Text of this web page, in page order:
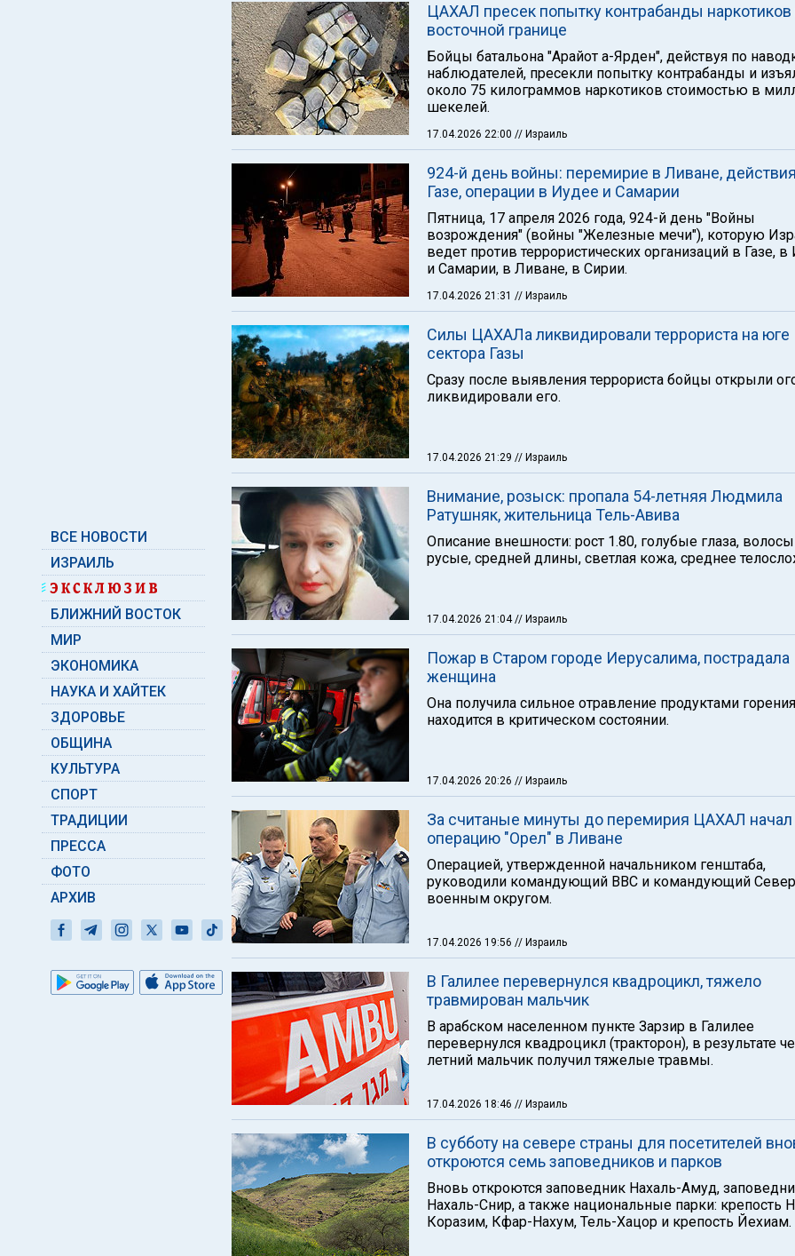
ВСЕ НОВОСТИ
ИЗРАИЛЬ
БЛИЖНИЙ ВОСТОК
МИР
ЭКОНОМИКА
НАУКА И ХАЙТЕК
ЗДОРОВЬЕ
ОБЩИНА
КУЛЬТУРА
СПОРТ
ТРАДИЦИИ
ПРЕССА
ФОТО
АРХИВ
ЦАХАЛ пресек попытку контрабанды наркотиков
восточной границе
Бойцы батальона "Арайот а-Ярден", действуя по
наблюдателей, пресекли попытку контрабанды и
около 75 килограммов наркотиков стоимостью в
шекелей.
17.04.2026 22:00 // Израиль
924-й день войны: перемирие в Ливане,
Газе, операции в Иудее и Самарии
Пятница, 17 апреля 2026 года, 924-й день "Войны
возрождения" (войны "Железные мечи"), которую
ведет против террористических организаций в Газе,
и Самарии, в Ливане, в Сирии.
17.04.2026 21:31 // Израиль
Силы ЦАХАЛа ликвидировали террориста на юге
сектора Газы
Сразу после выявления террориста бойцы открыли
ликвидировали его.
17.04.2026 21:29 // Израиль
Внимание, розыск: пропала 54-летняя Людмила
Ратушняк, жительница Тель-Авива
Описание внешности: рост 1.80, голубые глаза, волосы
русые, средней длины, светлая кожа, среднее
17.04.2026 21:04// Израиль
Пожар в Старом городе Иерусалима, пострадала
женщина
Она получила сильное отравление продуктами
находится в критическом состоянии.
17.04.2026 20:26 // Израиль
За считаные минуты до перемирия ЦАХАЛ начал
операцию "Орел" в Ливане
Операцией, утвержденной начальником генштаба,
руководили командующий ВВС и командующий
военным округом.
17.04.2026 19:56 // Израиль
В Галилее перевернулся квадроцикл, тяжело
травмирован мальчик
В арабском населенном пункте Зарзир в Галилее
перевернулся квадроцикл (тракторон), в результате
летний мальчик получил тяжелые травмы.
17.04.2026 18:46 // Израиль
В субботу на севере страны для посетителей
откроются семь заповедников и парков
Вновь откроются заповедник Нахаль-Амуд,
Нахаль-Снир, а также национальные парки: крепость
Коразим, Кфар-Нахум, Тель-Хацор и крепость Йехиам.